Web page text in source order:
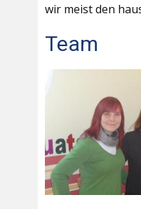
wir meist den
Team